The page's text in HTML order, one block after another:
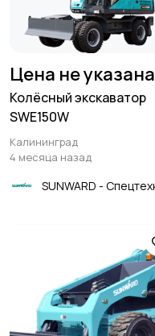
Цена не указана
Колёсный экскаватор
SWE150W
Калининград
4 месяца назад